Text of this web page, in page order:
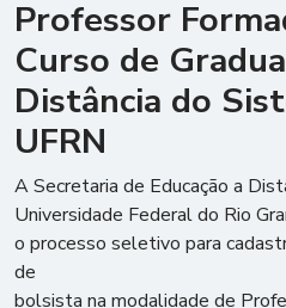
Professor
Curso de
Distância do
UFRN
A Secretaria de Educação a
Universidade Federal do Rio
o processo seletivo para
de
bolsista na modalidade de